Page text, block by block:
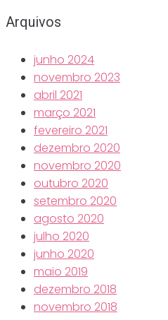
Arquivos
junho 2024
novembro 2023
abril 2021
março 2021
fevereiro 2021
dezembro 2020
novembro 2020
outubro 2020
setembro 2020
agosto 2020
julho 2020
junho 2020
maio 2019
dezembro 2018
novembro 2018